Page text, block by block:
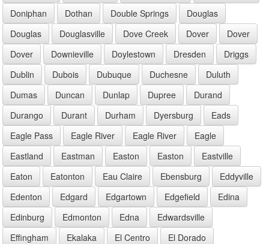
Doniphan
Dothan Double Springs
Douglas
Douglas
Douglasville Dove Creek Dover
Dover
Dover
Downieville Doylestown Dresden
Driggs
Dublin
Dubois Dubuque Duchesne
Duluth
Dumas
Duncan Dunlap Dupree
Durand
Durango
Durant Durham Dyersburg
Eads
Eagle Pass
Eagle River Eagle River
Eagle
Eastland
Eastman Easton Easton
Eastville
Eaton
Eatonton Eau Claire Ebensburg
Eddyville
Edenton
Edgard Edgartown Edgefield
Edina
Edinburg
Edmonton Edna
Edwardsville
Effingham
Ekalaka El Centro
El Dorado